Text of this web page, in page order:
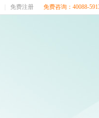
免费注册 免费咨询：40088-